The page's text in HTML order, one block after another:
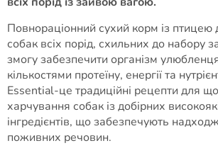
Повнораціонний сухий корм із птицею
собак всіх порід, схильних до набору
змогу забезпечити організм
кількостями протеїну, енергії та
Essential-це традиційні рецепти для
харчування собак із добірних
інгредієнтів, що забезпечують
поживних речовин.